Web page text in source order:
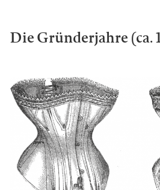
Die Gründerjahre (ca.